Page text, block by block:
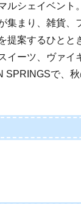
ルシェイベント。
集まり、雑貨、
提案するひとと
イーツ、ヴァイ
SPRINGSで、